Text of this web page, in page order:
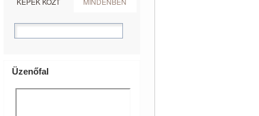
Üzenőfal